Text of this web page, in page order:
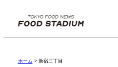
ホーム > 新宿三丁目